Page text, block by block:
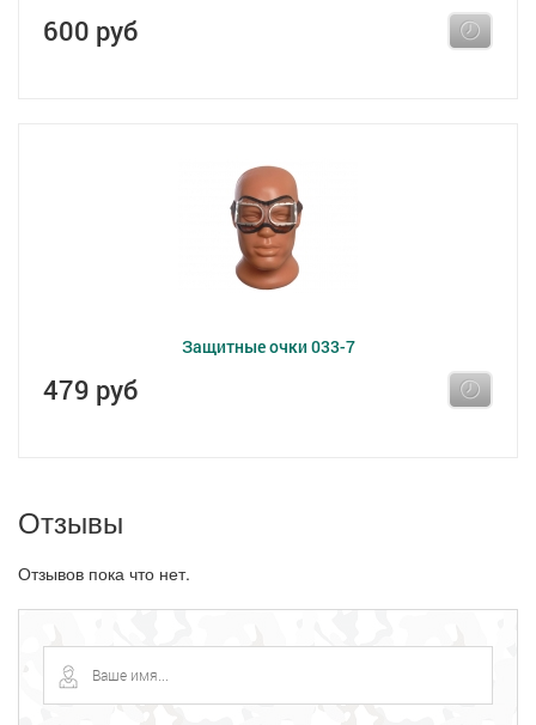
600 руб
Защитные очки 033-7
479 руб
Отзывы
Отзывов пока что нет.